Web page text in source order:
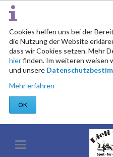
Cookies helfen uns bei der
die Nutzung der Website
dass wir Cookies setzen. Mehr
hierfinden. Im weiteren weisen
und unsere
Mehr erfahren
OK